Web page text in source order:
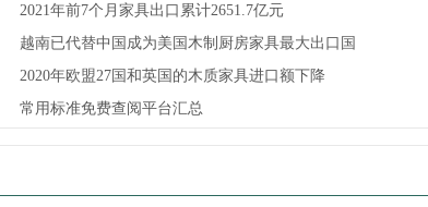
2021年前7个月家具出口累计2651.7亿元
越南已代替中国成为美国木制厨房家具最大出口国
2020年欧盟27国和英国的木质家具进口额下降
常用标准免费查阅平台汇总